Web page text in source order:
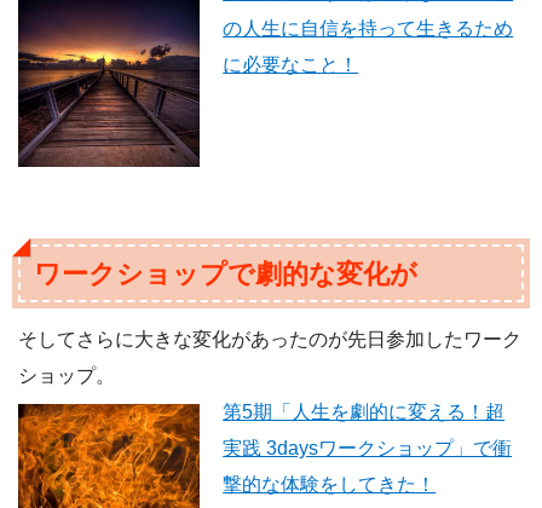
の人生に自信を持って生きるため
に必要なこと！
ワークショップで劇的な変化が
そしてさらに大きな変化があったのが先日参加したワーク
ショップ。
第5期「人生を劇的に変える！超
実践 3daysワークショップ」で衝
撃的な体験をしてきた！